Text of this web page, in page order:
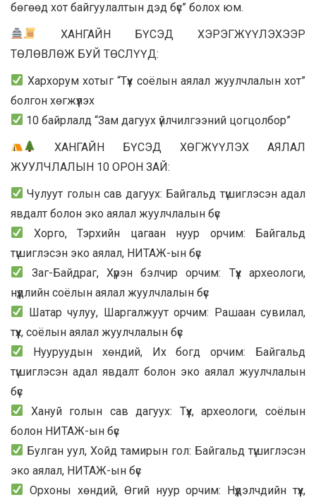
бөгөөд хот байгуулалтын дэд бүс” болох юм.
ХАНГАЙН БҮСЭД ХЭРЭГЖҮҮЛЭХЭЭР
ТӨЛӨВЛӨЖ БУЙ ТӨСЛҮҮД:
Хархорум хотыг “Түүх соёлын аялал жуулчлалын хот”
болгон хөгжүүлэх
10 байрлалд “Зам дагуух үйлчилгээний цогцолбор”
ХАНГАЙН БҮСЭД ХӨГЖҮҮЛЭХ АЯЛАЛ
ЖУУЛЧЛАЛЫН 10 ОРОН ЗАЙ:
Чулуут голын сав дагуух: Байгальд түшиглэсэн адал
явдалт болон эко аялал жуулчлалын бүс
Хорго, Тэрхийн цагаан нуур орчим: Байгальд
түшиглэсэн эко аялал, НИТАЖ-ын бүс
Заг-Байдраг, Хүрэн бэлчир орчим: Түүх археологи,
нүүдлийн соёлын аялал жуулчлалын бүс
Шатар чулуу, Шаргалжуут орчим: Рашаан сувилал,
түүх, соёлын аялал жуулчлалын бүс
Нууруудын хөндий, Их богд орчим: Байгальд
түшиглэсэн адал явдалт болон эко аялал жуулчлалын
бүс
Хануй голын сав дагуух: Түүх, археологи, соёлын
болон НИТАЖ-ын бүс
Булган уул, Хойд тамирын гол: Байгальд түшиглэсэн
эко аялал, НИТАЖ-ын бүс
Орхоны хөндий, Өгий нуур орчим: Нүүдэлчдийн түүх,